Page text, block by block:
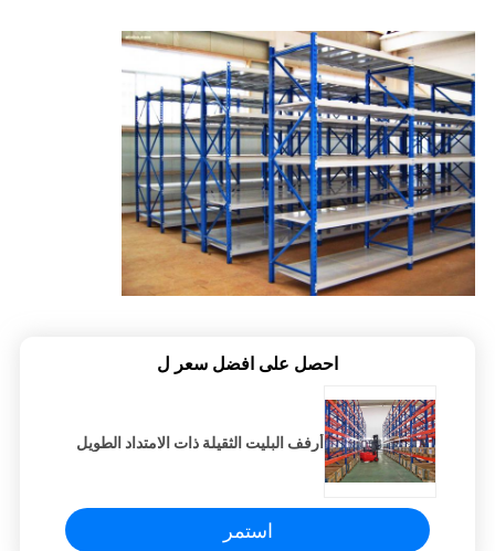
احصل على افضل سعر ل
أرفف البليت الثقيلة ذات الامتداد الطويل
استمر